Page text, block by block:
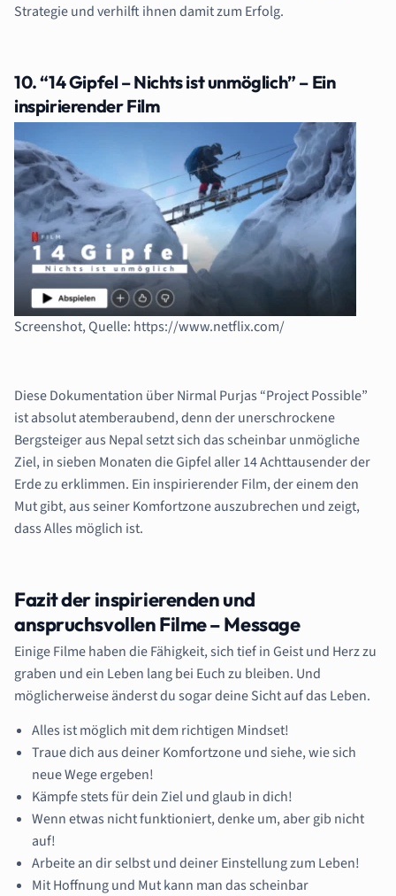
Strategie und verhilft ihnen damit zum Erfolg.
10. “14 Gipfel – Nichts ist unmöglich” – Ein
inspirierender Film
Screenshot, Quelle: https://www.netflix.com/
Diese Dokumentation über Nirmal Purjas “Project Possible”
ist absolut atemberaubend, denn derunerschrockene
Bergsteiger aus Nepal setzt sich das scheinbar unmögliche
Ziel, in sieben Monaten die Gipfel aller 14 Achttausender der
Erde zu erklimmen. Ein inspirierender Film, der einem den
Mut gibt, aus seiner Komfortzone auszubrechen und zeigt,
dass Alles möglich ist.
Fazit der inspirierenden und
anspruchsvollen Filme – Message
Einige Filme haben die Fähigkeit, sich tief in Geist und Herz zu
graben und ein Leben lang bei Euch zu bleiben. Und
möglicherweise änderst du sogar deine Sicht auf das Leben.
Alles ist möglich mit dem richtigen Mindset!
Traue dich aus deiner Komfortzone und siehe, wie sich
neue Wege ergeben!
Kämpfe stets für dein Ziel und glaub in dich!
Wenn etwas nicht funktioniert, denke um, aber gib nicht
auf!
Arbeite an dir selbst und deiner Einstellung zum Leben!
Mit Hoffnung und Mut kann man das scheinbar